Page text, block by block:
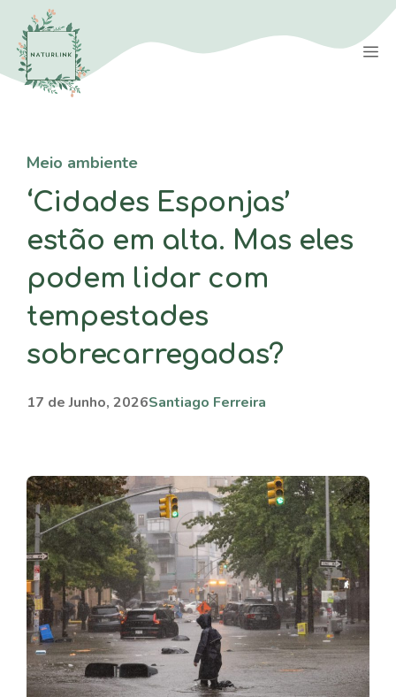
Saltar
para
conteúdo
Meio ambiente
‘Cidades Esponjas’
estão em alta. Mas eles
podem lidar com
tempestades
sobrecarregadas?
17 de Junho, 2026Santiago Ferreira